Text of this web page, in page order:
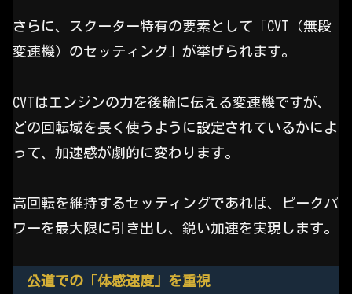
さらに、スクーター特有の要素として「CVT（無段
変速機）のセッティング」が挙げられます。
CVTはエンジンの力を後輪に伝える変速機ですが、
どの回転域を長く使うように設定されているかによ
って、加速感が劇的に変わります。
高回転を維持するセッティングであれば、ピークパ
ワーを最大限に引き出し、鋭い加速を実現します。
公道での「体感速度」を重視